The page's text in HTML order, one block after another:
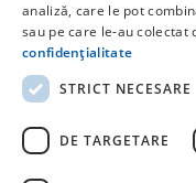
Programul Capital
Educație și
POCU/829/6/13 –
STUDENT START-UP
Pentru informații
cofinanțate de
analiză, care le pot
sau pe care le-au
confidențialitate
STRICT NECESARE
DE TARGETARE